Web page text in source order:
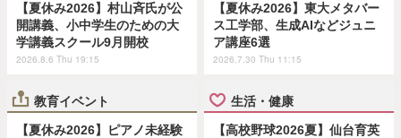
【夏休み2026】村山斉氏が公
開講義、小中学生のための大
学講義スクール9月開校
2026.8.6 Thu 19:15
【夏休み2026】東大メタバー
ス工学部、生成AIなどジュニ
ア講座6選
2026.7.30 Thu 11:15
教育イベント
【夏休み2026】ピアノ未経験
生活・健康
【高校野球2026夏】仙台育英